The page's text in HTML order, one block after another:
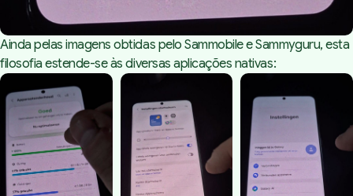
Ainda pelas imagens obtidas pelo Sammobile e Sammyguru, esta
filosofia estende-se às diversas aplicações nativas: